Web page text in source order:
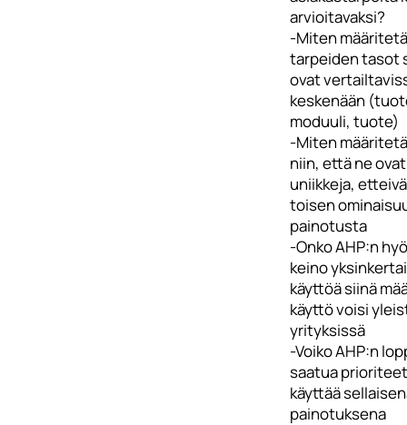
arvioitavaksi?
-Miten
tarpeiden tasot
ovat
keskenään
moduuli, tuote)
-Miten
niin, että ne
uniikkeja,
toisen
painotusta
-Onko AHP:n
keino
käyttöä siinä
käyttö voisi
yrityksissä
-Voiko AHP:n
saatua
käyttää
painotuksena